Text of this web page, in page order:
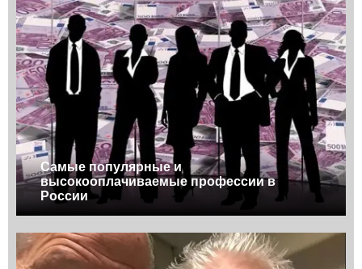
Самые популярные и
высокооплачиваемые профессии в
России